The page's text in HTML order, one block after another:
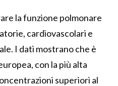
la funzione polmonare
cardiovascolari e
I dati mostrano che è
con la più alta
superiori al